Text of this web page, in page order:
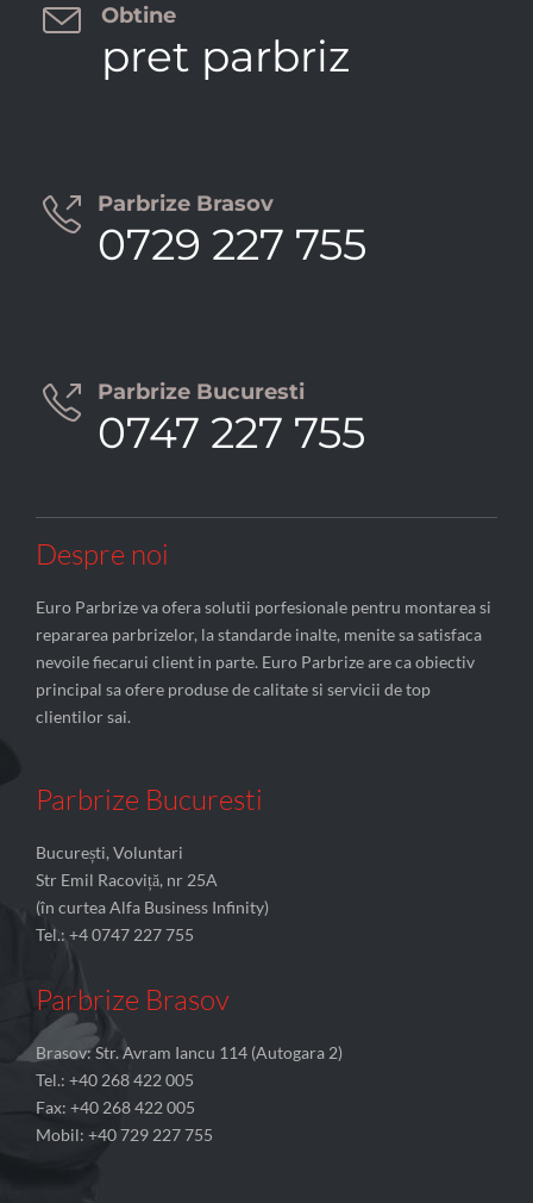
 Obtine
pret parbriz
 Parbrize Brasov
0729 227 755
 Parbrize Bucuresti
0747 227 755
Despre noi
Euro Parbrize va ofera solutii porfesionale pentru montarea si
repararea parbrizelor, la standarde inalte, menite sa satisfaca
nevoile fiecarui client in parte. Euro Parbrize are ca obiectiv
principal sa ofere produse de calitate si servicii de top
clientilor sai.
Parbrize Bucuresti
București, Voluntari
Str Emil Racoviță, nr 25A
(în curtea Alfa Business Infinity)
Tel.: +4 0747 227 755
Parbrize Brasov
Brasov: Str. Avram Iancu 114 (Autogara 2)
Tel.: +40 268 422 005
Fax: +40 268 422 005
Mobil: +40 729 227 755